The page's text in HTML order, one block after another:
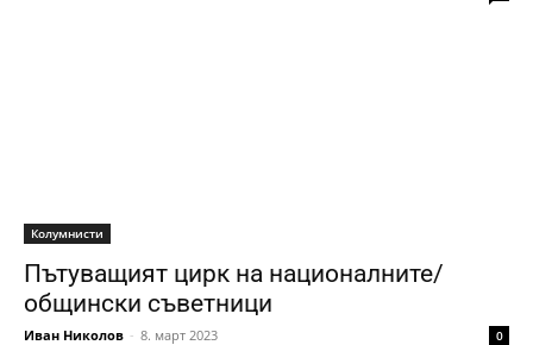
Колумнисти
Пътуващият цирк на националните/
общински съветници
Иван Николов - 8. март 2023 0